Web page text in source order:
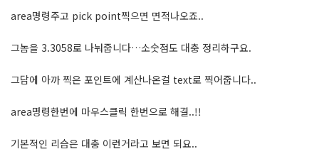
area명령주고 pick point찍으면 면적나오죠..
그놈을 3.3058로 나눠줍니다…소숫점도 대충 정리하구요.
그담에 아까 찍은 포인트에 계산나온걸 text로 찍어줍니다..
area명령한번에 마우스클릭 한번으로 해결..!!
기본적인 리습은 대충 이런거라고 보면 되요..